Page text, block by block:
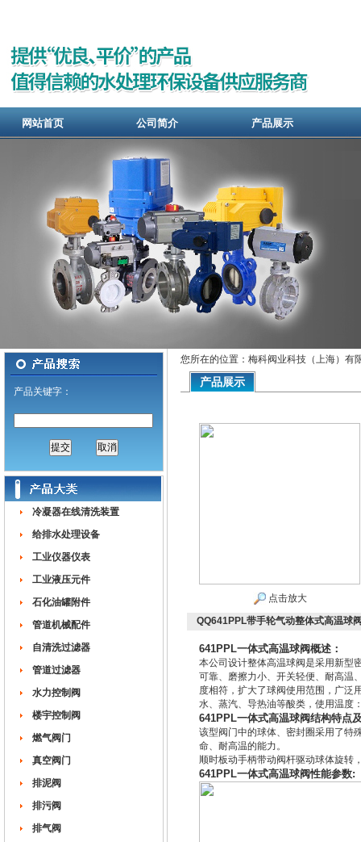
网站首页 公司简介 产品展示
产品关键字：
冷凝器在线清洗装置
给排水处理设备
工业仪器仪表
工业液压元件
石化油罐附件
管道机械配件
自清洗过滤器
管道过滤器
水力控制阀
楼宇控制阀
燃气阀门
真空阀门
排泥阀
排污阀
排气阀
您所在的位置：梅科阀业科技（上海）有
产品展示
点击放大
QQ641PPL带手轮气动整体式高温球
641PPL一体式高温球阀概述：
本公司设计整体高温球阀是采用新型
可靠、磨擦力小、开关轻便、耐高温
度相符，扩大了球阀使用范围，广泛
水、蒸汽、导热油等酸类，使用温度
641PPL一体式高温球阀结构特点
该型阀门中的球体、密封圈采用了特
命、耐高温的能力。
顺时板动手柄带动阀杆驱动球体旋转
641PPL一体式高温球阀性能参数: